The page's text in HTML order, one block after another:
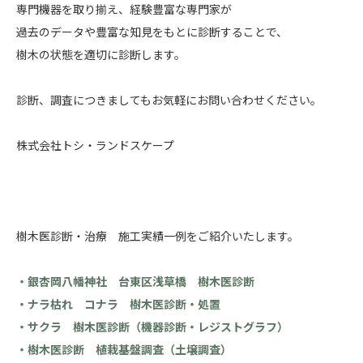
専門機器を取り揃え、経験豊富な専門家が
過去のデータや豊富な知見をもとに診断することで、
樹木の状態を適切に診断します。
診断、調査につきましてもお気軽にお問い合わせください。
株式会社トシ・ランドスケープ
樹木医診断・治療 施工実績一例をご紹介いたします。
・銀杏岡八幡神社 台東区浅草橋 樹木医診断
・ナラ枯れ コナラ 樹木医診断・処置
・サクラ 樹木医診断（機器診断・レジストグラフ）
・樹木医診断 植栽基盤調査（土壌調査）